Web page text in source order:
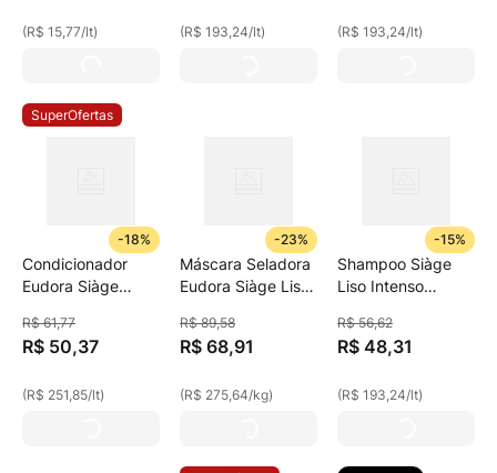
Econômica
(R$ 15,77/lt) (R$ 193,24/lt) (R$ 193,24/lt)
SuperOfertas
-18%
Condicionador
Eudora Siàge
Crescimento
200ml
R$ 61,77
R$ 50,37
(R$ 251,85/lt)
-23%
Máscara Seladora
Eudora Siàge Liso
R$ 89,58
R$ 68,91
(R$ 275,64/kg)
-15%
Shampoo Siàge
Liso Intenso
R$ 56,62
R$ 48,31
(R$ 193,24/lt)